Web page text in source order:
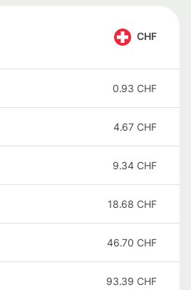
CHF
0.93 CHF
4.67 CHF
9.34 CHF
18.68 CHF
46.70 CHF
93.39 CHF